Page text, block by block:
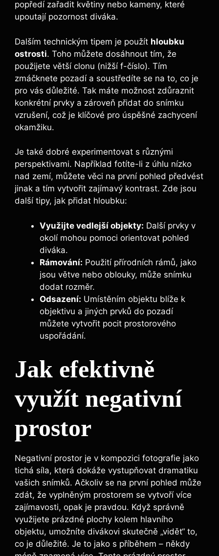
popředí zařadit květiny nebo kameny, které
upoutají pozornost diváka.
Dalším technickým tipem je použít hloubku
ostrosti. Toho můžete dosáhnout tím, že
použijete větší clonu (nižší f-číslo). Tím
zmáčknete pozadí a soustředíte se na to, co je
pro vás důležité. Tak máte možnost zdůraznit
konkrétní prvky a zároveň přidat do snímku
vzrušení, což je klíčové pro úspěšné zachycení
okamžiku.
Je také dobré experimentovat s různými
perspektivami. Například fotíte-li z úhlu nízko
nad zemí, můžete věci na první pohled předvést
jinak a tím vytvořit zajímavý kontrast. Zde jsou
další tipy, jak přidat hloubku:
Využijte vedlejší objekty: Další prvky v
okolí mohou pomoci orientovat pohled
diváka.
Rámování: Použití přírodních rámů, jako
jsou větve nebo oblouky, může snímku
dodat rozměr.
Odsazení: Umístěním objektu blíže k
objektivu a jiných prvků do pozadí
můžete vytvořit pocit prostorového
uspořádání.
Jak efektivně
využít negativní
prostor
Negativní prostor je v kompozici fotografie jako
tichá síla, která dokáže vystupňovat dramatiku
vašich snímků. Ačkoliv se na první pohled může
zdát, že vyplněným prostorem se vytvoří více
zajímavosti, opak je pravdou. Když správně
využijete prázdné plochy kolem hlavního
objektu, umožníte divákovi skutečně „vidět“ to,
co je důležité. Je to jako s příběhem – někdy